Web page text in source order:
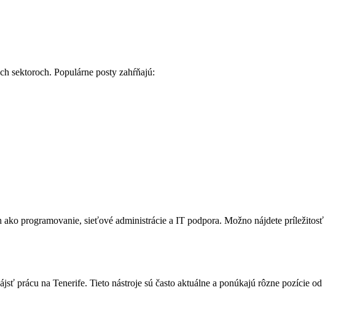
sektoroch. Populárne posty zahŕňajú:
programovanie, sieťové administrácie a IT podpora. Možno nájdete príležitosť
prácu na Tenerife. Tieto nástroje sú často aktuálne a ponúkajú rôzne pozície od